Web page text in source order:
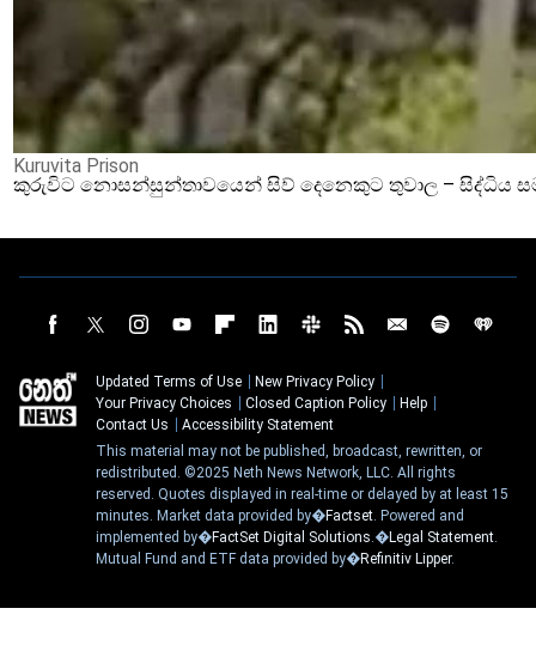
Kuruvita Prison
කුරුවිට නොසන්සුන්තාවයෙන් සිව් දෙනෙකුට තුවාල – සිද්ධිය
Updated Terms of Use
New Privacy Policy
Your Privacy Choices
Closed Caption Policy
Help
Contact Us
Accessibility Statement
This material may not be published, broadcast, rewritten, or
redistributed. ©2025 Neth News Network, LLC. All rights
reserved. Quotes displayed in real-time or delayed by at least 15
minutes. Market data provided by�Factset. Powered and
implemented by�FactSet Digital Solutions.�Legal Statement.
Mutual Fund and ETF data provided by�Refinitiv Lipper.